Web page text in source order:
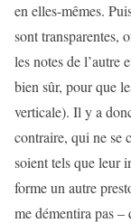
en elles-mêmes.
sont transparentes,
les notes de l’autre
bien sûr, pour que
verticale). Il y a
contraire, qui ne se
soient tels que leur
forme un autre
me démentira pas –